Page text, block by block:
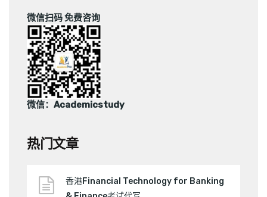
微信扫码 免费咨询
微信：Academicstudy
热门文章
香港Financial Technology for Banking